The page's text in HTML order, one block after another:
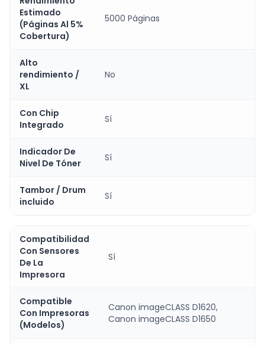
Estimado
(Páginas Al 5%
Cobertura)
5000 Páginas
Alto
rendimiento /
XL
No
Con Chip
Integrado
Sí
Indicador De
Nivel De Tóner
Sí
Tambor / Drum
incluido
Sí
Compatibilidad
Con Sensores
De La
Impresora
Sí
Compatible
Con Impresoras
(Modelos)
Canon imageCLASS D1620,
Canon imageCLASS D1650